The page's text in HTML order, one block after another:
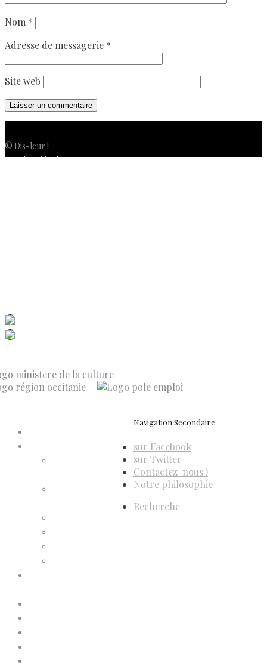
Nom *
Adresse de messagerie *
Site web
© Dis-leur !
Mentions légales
Navigation Secondaire
sur Facebook
sur Twitter
Contactez-nous !
Notre philosophie
Recherche